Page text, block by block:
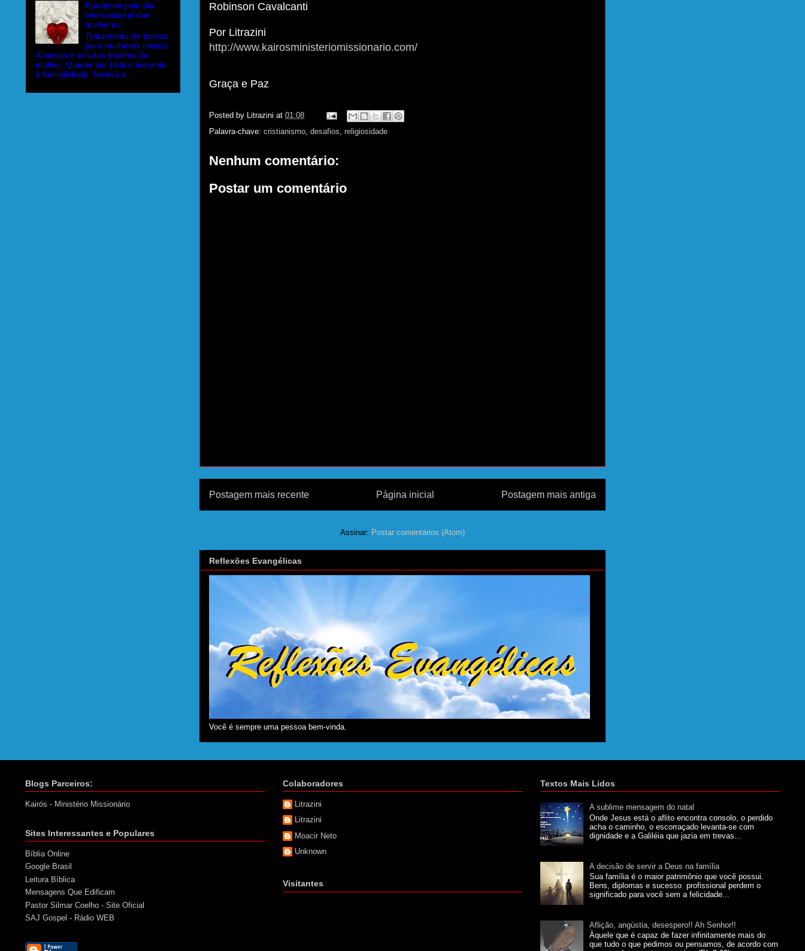
Robinson Cavalcanti
Por Litrazini
http://www.kairosministeriomissionario.com/
Graça e Paz
Posted by Litrazini at 01:08
Palavra-chave: cristianismo, desafios, religiosidade
Nenhum comentário:
Postar um comentário
Postagem mais recente Postagem mais antiga
Página inicial
Assinar: Postar comentários (Atom)
Reflexões Evangélicas
Você é sempre uma pessoa bem-vinda.
Parabéns pelo dia
internacional das
mulheres!
Tratamento de beleza
para mulheres cristãs
A beleza é um dos triunfos da
mulher. Querer ser bela é inerente
à feminilidade. Nestes d...
Blogs Parceiros:
Kairós - Ministério Missionário
Sites Interessantes e Populares
Bíblia Online
Google Brasil
Leitura Bíblica
Mensagens Que Edificam
Pastor Silmar Coelho - Site Oficial
SAJ Gospel - Rádio WEB
Colaboradores
Litrazini
Litrazini
Moacir Neto
Unknown
Visitantes
Textos Mais Lidos
A sublime mensagem do natal
Onde Jesus está o aflito encontra consolo, o perdido
acha o caminho, o escorraçado levanta-se com
dignidade e a Galiléia que jazia em trevas...
A decisão de servir a Deus na família
Sua família é o maior patrimônio que você possui.
Bens, diplomas e sucesso profissional perdem o
significado para você sem a felicidade...
Aflição, angústia, desespero!! Ah Senhor!!
Àquele que é capaz de fazer infinitamente mais do
que tudo o que pedimos ou pensamos, de acordo com